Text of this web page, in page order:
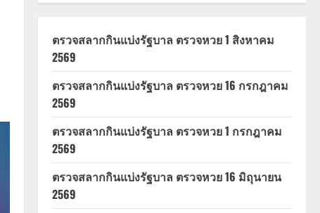
ตรวจสลากกินแบ่งรัฐบาล ตรวจหวย 1 สิงหาคม
2569
ตรวจสลากกินแบ่งรัฐบาล ตรวจหวย 16 กรกฎาคม
2569
ตรวจสลากกินแบ่งรัฐบาล ตรวจหวย 1 กรกฎาคม
2569
ตรวจสลากกินแบ่งรัฐบาล ตรวจหวย 16 มิถุนายน
2569